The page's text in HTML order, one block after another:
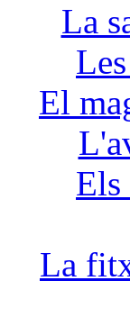
La
El
Els
La